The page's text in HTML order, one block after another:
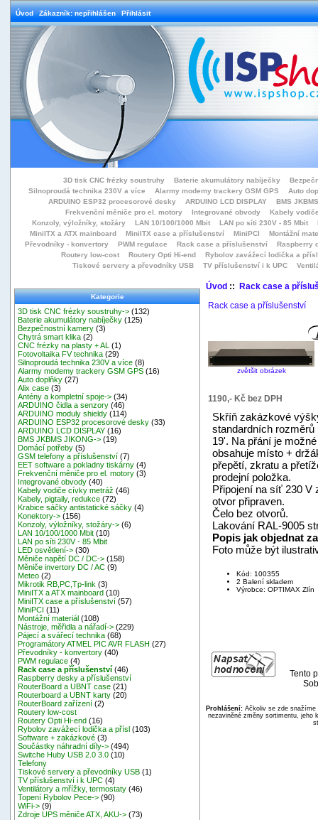
Úvod Zákazník: nepřihlášen Přihlásit
3D tisk CNC frézky soustruhy Baterie akumulátory nabíječky
Silnoproudá technika 230V a více
Alarmy modemy trackery GSM GPS
Auto
ARDUINO ESP32 procesorové desky
ARDUINO LCD DISPLAY
BMS
Frekvenční měniče pro el. motory
Integrované obvody
Kabely
Konzoly, výložníky, stožáry
LAN 10/100/1000 Mbit LAN po síti 230V - 85 Mbit
MiniITX a ATX mainboard
MiniITX case a příslušenství MiniPCI
Montážní
Převodníky - konvertory
PWM regulace Rack case a příslušenství
Raspberry
Routery low-cost
Routery Opti Hi-end
Rybolov zavážecí lodička a přísl
Tiskové servery a převodníky USB
TV příslušenství i k UPC
Kategorie
3D tisk CNC frézky soustruhy-> (132)
Baterie akumulátory nabíječky (125)
Bezpečnostní kamery (3)
Chytrá smart klika (2)
CNC frézky na plasty + AL
(1)
Fotovoltaika FV technika (29)
Silnoproudá technika 230V a více (8)
Alarmy modemy trackery GSM GPS (16)
Auto doplňky (27)
Alix case (3)
Antény a kompletní spoje-> (34)
ARDUINO čidla a senzory (46)
ARDUINO moduly shieldy (114)
ARDUINO ESP32 procesorové desky (33)
ARDUINO LCD DISPLAY (16)
BMS JKBMS JIKONG-> (19)
Domácí potřeby (5)
GSM telefony a příslušenství (7)
EET software a pokladny tiskárny (4)
Frekvenční měniče pro el. motory (3)
Integrované obvody (40)
Kabely vodiče cívky metráž (46)
Kabely, pigtaily, redukce (72)
Krabice sáčky antistatické sáčky (4)
Konektory-> (156)
Konzoly, výložníky, stožáry-> (6)
LAN 10/100/1000 Mbit (10)
LAN po síti 230V - 85 Mbit
LED osvětlení-> (30)
Měniče napětí DC / DC-> (158)
Měniče invertory DC / AC (9)
Meteo (2)
Mikrotik RB,PC,Tp-link (3)
MiniITX a ATX mainboard (10)
MiniITX case a příslušenství (57)
MiniPCI (11)
Montážní materiál (108)
Nástroje, měřidla a nářadí-> (229)
Pájecí a svářecí technika (68)
Programátory ATMEL PIC AVR FLASH (27)
Převodníky - konvertory (40)
PWM regulace (4)
Rack case a příslušenství (46)
Raspberry desky a příslušenství
RouterBoard a UBNT case (21)
Routerboard a UBNT karty (20)
RouterBoard zařízení (2)
Routery low-cost
Routery Opti Hi-end (16)
Rybolov zavážecí lodička a přísl (103)
Software + zakázkové (3)
Součástky náhradní díly-> (494)
Switche Huby USB 2.0 3.0 (10)
Telefony
Tiskové servery a převodníky USB (1)
TV příslušenství i k UPC (4)
Ventilátory a mřížky, termostaty (46)
Topení Rybolov Pece-> (90)
WiFi-> (9)
Zdroje UPS měniče ATX, AKU-> (73)
Úvod:: Rack case a
Rack case a příslušenství
zvětšit obrázek
1190,- Kč bez DPH
Skříň zakázkové
standardních
19'. Na přání je
obsahuje místo +
přepětí, zkratu a
prodejní položka.
Připojení na síť 230 V
otvor připraven.
Čelo bez otvorů.
Lakování RAL-9005
Popis jak objednat
Foto může být
Kód: 100355
2 Balení skladem
Výrobce: OPTIMAX Zlín
Tento
Prohlášení:Ačkoliv se zde snažíme
nezaviněné změny sortimentu, jeho